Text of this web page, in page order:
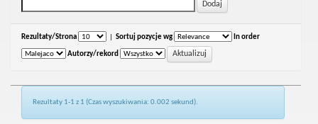
Rezultaty/Strona Sortuj pozycje wg In order
Autorzy/rekord
Rezultaty 1-1 z 1 (Czas wyszukiwania: 0.002 sekund).